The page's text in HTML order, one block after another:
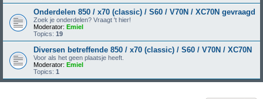
Onderdelen 850 / x70 (classic) / S60 / V70N / XC70N gevraagd
Zoek je onderdelen? Vraagt 't hier!
Moderator: Emiel
Topics: 19
Diversen betreffende 850 / x70 (classic) / S60 / V70N / XC70N
Voor als het geen plaatsje heeft.
Moderator: Emiel
Topics: 1